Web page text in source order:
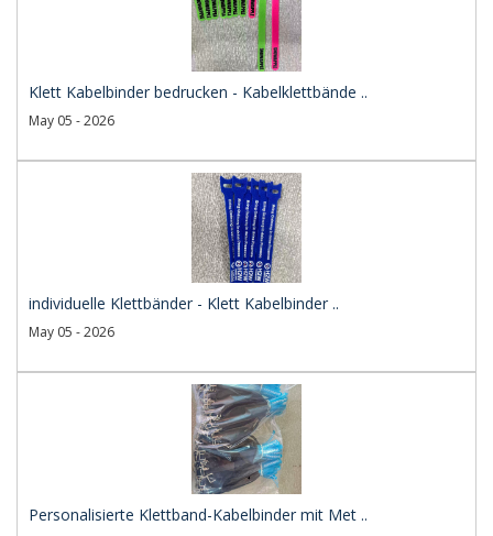
Klett Kabelbinder bedrucken - Kabelklettbände ..
May 05 - 2026
individuelle Klettbänder - Klett Kabelbinder ..
May 05 - 2026
Personalisierte Klettband-Kabelbinder mit Met ..